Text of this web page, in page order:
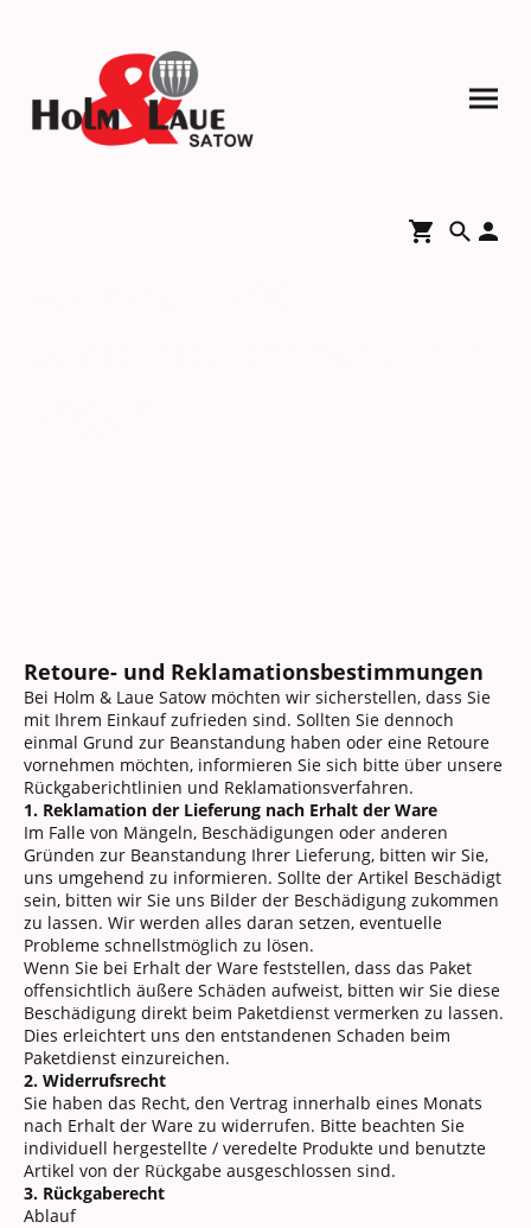
Retoure- und Reklamationsbestimmungen
Bei Holm & Laue Satow möchten wir sicherstellen, dass Sie
mit Ihrem Einkauf zufrieden sind. Sollten Sie dennoch
einmal Grund zur Beanstandung haben oder eine Retoure
vornehmen möchten, informieren Sie sich bitte über unsere
Rückgaberichtlinien und Reklamationsverfahren.
1. Reklamation der Lieferung nach Erhalt der Ware
Im Falle von Mängeln, Beschädigungen oder anderen
Gründen zur Beanstandung Ihrer Lieferung, bitten wir Sie,
uns umgehend zu informieren. Sollte der Artikel Beschädigt
sein, bitten wir Sie uns Bilder der Beschädigung zukommen
zu lassen. Wir werden alles daran setzen, eventuelle
Probleme schnellstmöglich zu lösen.
Wenn Sie bei Erhalt der Ware feststellen, dass das Paket
offensichtlich äußere Schäden aufweist, bitten wir Sie diese
Beschädigung direkt beim Paketdienst vermerken zu lassen.
Dies erleichtert uns den entstandenen Schaden beim
Paketdienst einzureichen.
2. Widerrufsrecht
Sie haben das Recht, den Vertrag innerhalb eines Monats
nach Erhalt der Ware zu widerrufen. Bitte beachten Sie
individuell hergestellte / veredelte Produkte und benutzte
Artikel von der Rückgabe ausgeschlossen sind.
3. Rückgaberecht
Ablauf